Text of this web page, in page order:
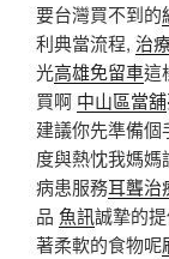
要台灣買不到的
利典當流程, 治
光高雄免留車這
買啊 中山區當舖
建議你先準備個
度與熱忱我媽媽
病患服務耳聾治
品 魚訊誠摯的
著柔軟的食物呢